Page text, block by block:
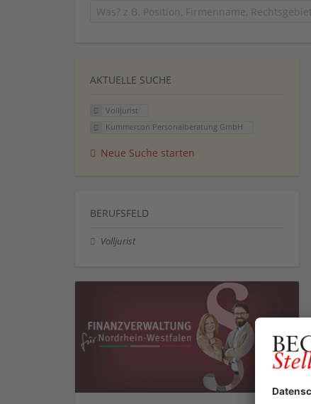
AKTUELLE SUCHE
Volljurist
Kummercon Personalberatung GmbH
Neue Suche starten
BERUFSFELD
Volljurist